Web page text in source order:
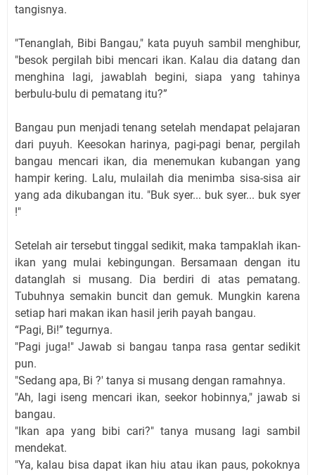
tangisnya.
"Tenanglah, Bibi Bangau," kata puyuh sambil menghibur,
"besok pergilah bibi mencari ikan. Kalau dia datang dan
menghina lagi, jawablah begini, siapa yang tahinya
berbulu-bulu di pematang itu?”
Bangau pun menjadi tenang setelah mendapat pelajaran
dari puyuh. Keesokan harinya, pagi-pagi benar, pergilah
bangau mencari ikan, dia menemukan kubangan yang
hampir kering. Lalu, mulailah dia menimba sisa-sisa air
yang ada dikubangan itu. "Buk syer... buk syer... buk syer
!"
Setelah air tersebut tinggal sedikit, maka tampaklah ikan-
ikan yang mulai kebingungan. Bersamaan dengan itu
datanglah si musang. Dia berdiri di atas pematang.
Tubuhnya semakin buncit dan gemuk. Mungkin karena
setiap hari makan ikan hasil jerih payah bangau.
“Pagi, Bi!” tegurnya.
"Pagi juga!" Jawab si bangau tanpa rasa gentar sedikit
pun.
"Sedang apa, Bi ?' tanya si musang dengan ramahnya.
"Ah, lagi iseng mencari ikan, seekor hobinnya," jawab si
bangau.
"Ikan apa yang bibi cari?" tanya musang lagi sambil
mendekat.
"Ya, kalau bisa dapat ikan hiu atau ikan paus, pokoknya